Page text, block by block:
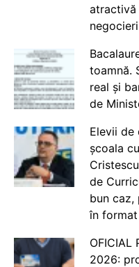
atractivă
negocieri
toamnă.
real și
de
Elevii de
școala
de
bun caz,
în
OFICIAL
2026: